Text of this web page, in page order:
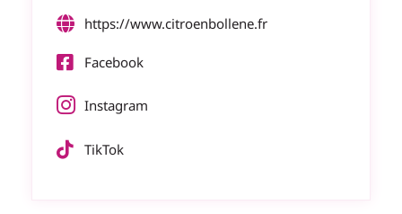
https://www.citroenbollene.fr
Facebook
Instagram
TikTok